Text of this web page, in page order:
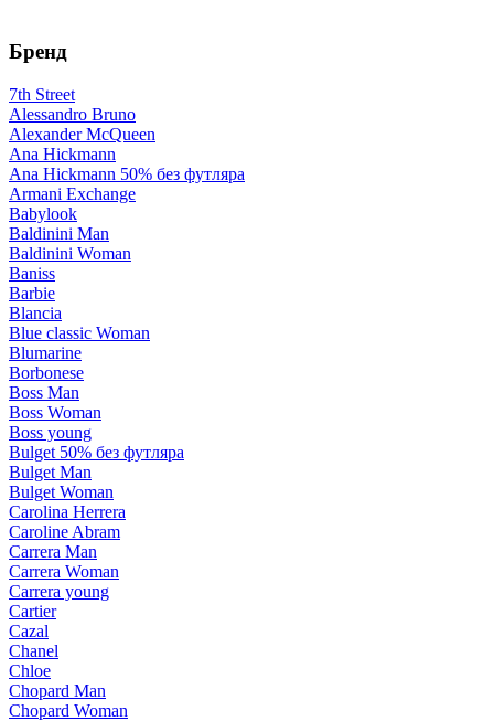
Бренд
7th Street
Alessandro Bruno
Alexander McQueen
Ana Hickmann
Ana Hickmann 50% без футляра
Armani Exchange
Babylook
Baldinini Man
Baldinini Woman
Baniss
Barbie
Blancia
Blue classic Woman
Blumarine
Borbonese
Boss Man
Boss Woman
Boss young
Bulget 50% без футляра
Bulget Man
Bulget Woman
Carolina Herrera
Caroline Abram
Carrera Man
Carrera Woman
Carrera young
Cartier
Cazal
Chanel
Chloe
Chopard Man
Chopard Woman